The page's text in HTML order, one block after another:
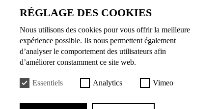
Présentation
Danseuse de formation classique, Jeanne Pesle entre au
Conservatoire de Paris en 1993, danse au CCN — Ballet de
Lorraine, puis au Ballet de l’Opéra national de Bordeaux.
avec Bikram et Dharma Mittra. De retour à Paris, elle collabore
avec Lucinda Childs et approfondit en parallèle sa maîtrise de
RÉGLAGE DES COOKIES
Nous utilisons des cookies pour vous offrir la meilleure
expérience possible. Ils nous permettent également
d’analyser le comportement des utilisateurs afin
d’améliorer constamment ce site web.
Essentiels Analytics Vimeo